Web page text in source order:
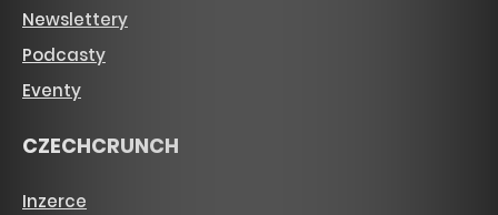
Newslettery
Podcasty
Eventy
CZECHCRUNCH
Inzerce